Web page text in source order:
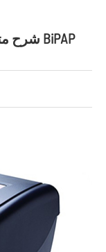
شرح متعمق لما هو جهاز التنفس الصناعي BiPAP